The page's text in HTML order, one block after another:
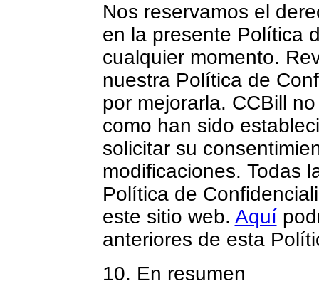
Nos reservamos el
en la presente Política
cualquier momento.
nuestra Política de
por mejorarla. CCBill
como han sido
solicitar su
modificaciones. Todas
Política de
este sitio web. Aquí
anteriores de esta
10. En resumen